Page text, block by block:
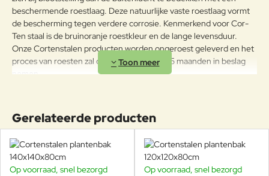
beschermende roestlaag. Deze natuurlijke vaste roestlaag vormt
de bescherming tegen verdere corrosie. Kenmerkend voor Cor-
Ten staal is de bruinoranje roestkleur en de lange levensduur.
Onze Cortenstalen producten worden ongeroest geleverd en het
proces van roesten zal daarna ongeveer 4-5 maanden in beslag
nemen.
hoogte.
De cortenstalen plantenbakken van Veurst zijn standaard voorzien
van gaatjes voor waterafvoer. Zo kan het overtollige regenwater
altijd worden afgevoerd.
Gerelateerde producten
Op voorraad, snel bezorgd Op voorraad, snel bezorgd